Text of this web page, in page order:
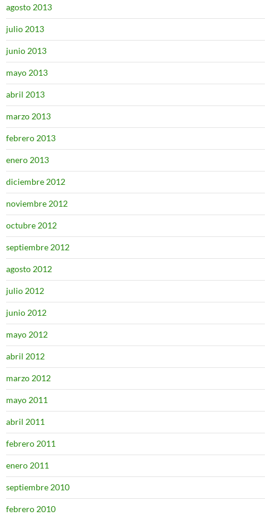
agosto 2013
julio 2013
junio 2013
mayo 2013
abril 2013
marzo 2013
febrero 2013
enero 2013
diciembre 2012
noviembre 2012
octubre 2012
septiembre 2012
agosto 2012
julio 2012
junio 2012
mayo 2012
abril 2012
marzo 2012
mayo 2011
abril 2011
febrero 2011
enero 2011
septiembre 2010
febrero 2010